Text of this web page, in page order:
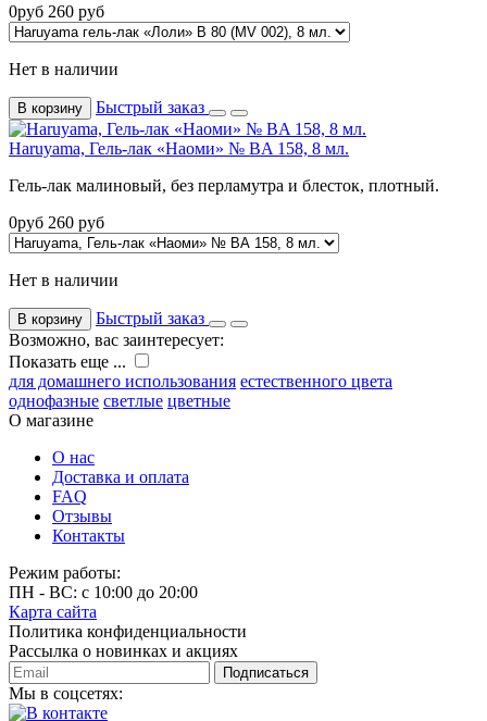
0руб 260 руб
Нет в наличии
В корзину Быстрый заказ
Haruyama, Гель-лак «Наоми» № BA 158, 8 мл.
Гель-лак малиновый, без перламутра и блесток, плотный.
0руб 260 руб
Нет в наличии
В корзину
Быстрый заказ
Возможно, вас заинтересует:
Показать еще ...
для домашнего использования естественного цвета
однофазные светлые цветные
О магазине
О нас
Доставка и оплата
FAQ
Отзывы
Контакты
Режим работы:
ПН - ВС: с 10:00 до 20:00
Карта сайта
Политика конфиденциальности
Рассылка о новинках и акциях
Подписаться
Мы в соцсетях: